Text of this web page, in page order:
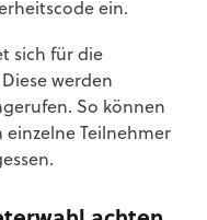
ein.
sich für die
werden
So können
einzelne Teilnehmer